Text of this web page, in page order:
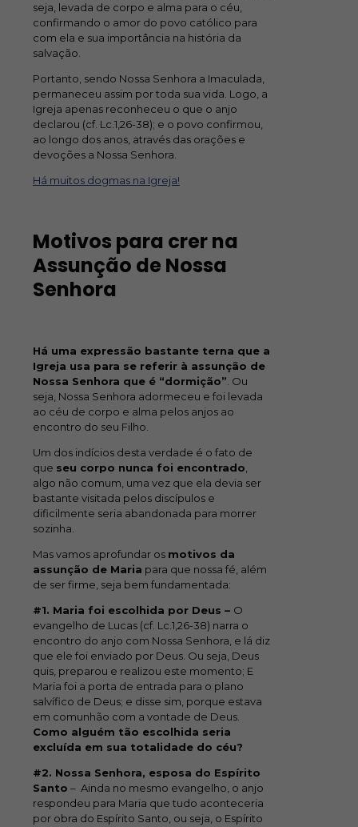
seja, levada de corpo e alma para o céu,
confirmando o amor do povo católico para
com ela e sua importância na história da
salvação.
Portanto, sendo Nossa Senhora a Imaculada,
permaneceu assim por toda sua vida. Logo, a
Igreja apenas reconheceu o que o anjo
declarou (cf. Lc.1,26-38); e o povo confirmou,
ao longo dos anos, através das orações e
devoções a Nossa Senhora.
Há muitos dogmas na Igreja!
Motivos para crer na
Assunção de Nossa
Senhora
Há uma expressão bastante terna que a
Igreja usa para se referir à assunção de
Nossa Senhora que é “dormição” . Ou
seja, Nossa Senhora adormeceu e foi levada
ao céu de corpo e alma pelos anjos ao
encontro do seu Filho.
Um dos indícios desta verdade é o fato de
que seu corpo nunca foi encontrado
algo não comum, uma vez que ela devia ser
bastante visitada pelos discípulos e
dificilmente seria abandonada para morrer
sozinha.
Mas vamos aprofundar os motivos da
assunção de Maria para que nossa fé, além
de ser firme, seja bem fundamentada:
#1. Maria foi escolhida por Deus – O
evangelho de Lucas (cf. Lc.1,26-38) narra o
encontro do anjo com Nossa Senhora, e lá diz
que ele foi enviado por Deus. Ou seja, Deus
quis, preparou e realizou este momento; E
Maria foi a porta de entrada para o plano
salvífico de Deus; e disse sim, porque estava
em comunhão com a vontade de Deus.
Como alguém tão escolhida seria
excluída em sua totalidade do céu?
#2. Nossa Senhora, esposa do Espírito
Santo – Ainda no mesmo evangelho, o anjo
respondeu para Maria que tudo aconteceria
por obra do Espírito Santo, ou seja, o Espírito